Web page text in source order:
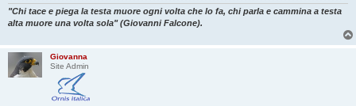
"Chi tace e piega la testa muore ogni volta che lo fa, chi parla e cammina a testa
alta muore una volta sola" (Giovanni Falcone).
Giovanna
Site Admin